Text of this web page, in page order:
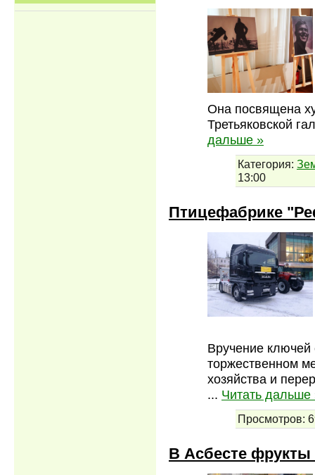
Она посвящена
Третьяковской
дальше »
Категория:
13:00
Птицефабрике
Вручение ключей
торжественном
хозяйства и
... Читать дальше
Просмотров:
В Асбесте